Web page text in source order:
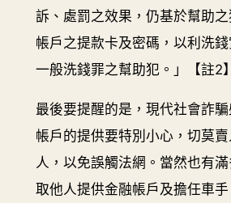
訴、處罰之效果，仍基於幫助
帳戶之提款卡及密碼，以利洗
一般洗錢罪之幫助犯。」【註2】
最後要提醒的是，現代社會詐
帳戶的提供要特別小心，切莫
人，以免誤觸法網。當然也有
取他人提供金融帳戶及擔任車